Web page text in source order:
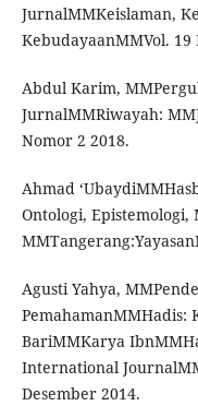
JurnalMMKeislaman,
KebudayaanMMVol. 19
Abdul Karim,
JurnalMMRiwayah:
Nomor 2 2018.
Ahmad
Ontologi, Epistemologi,
Agusti Yahya,
PemahamanMMHadis:
BariMMKarya
International
Desember 2014.